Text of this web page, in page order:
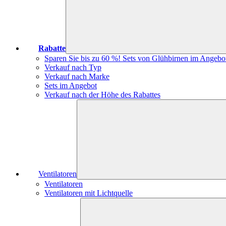
Rabatte
Sparen Sie bis zu 60 %! Sets von Glühbirnen im
Verkauf nach Typ
Verkauf nach Marke
Sets im Angebot
Verkauf nach der Höhe des Rabattes
Ventilatoren
Ventilatoren
Ventilatoren mit Lichtquelle